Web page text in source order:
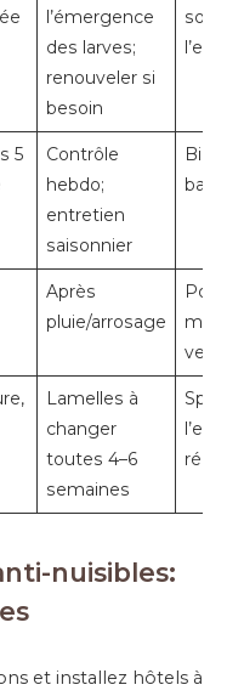
l’émergence
des larves;
renouveler si
besoin
5
Contrôle
hebdo;
entretien
saisonnier
bas
Après
pluie/arrosage
Port
Lamelles à
changer
toutes 4–6
semaines
nuisibles:
et installez hôtels à